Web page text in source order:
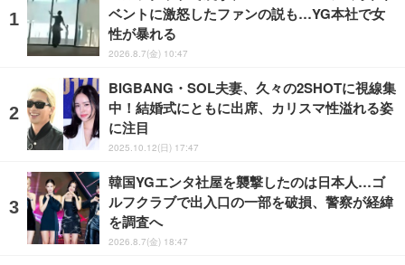
ベントに激怒したファンの説も…YG本社で女
性が暴れる
2026.8.7(金) 10:47
BIGBANG・SOL夫妻、久々の2SHOTに視線集
中！結婚式にともに出席、カリスマ性溢れる姿
に注目
2025.10.12(日) 17:47
韓国YGエンタ社屋を襲撃したのは日本人…ゴ
ルフクラブで出入口の一部を破損、警察が経緯
を調査へ
2026.8.7(金) 18:47